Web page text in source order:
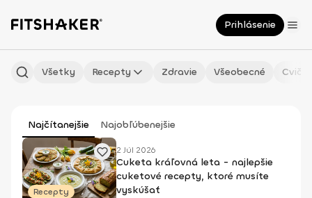
Prihlásenie
Všetky Recepty Zdravie Všeobecné
Najčítanejšie Najobľúbenejšie
Recepty
2 Júl 2026
Cuketa kráľovná leta - najlepšie
cuketové recepty, ktoré musíte
vyskúšať